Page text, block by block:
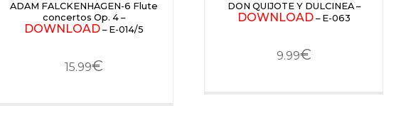
ADAM FALCKENHAGEN-6 Flute
concertos Op. 4 –
DOWNLOAD – E-014/5
15.99€
DON QUIJOTE Y DULCINEA –
DOWNLOAD– E-063
9.99€